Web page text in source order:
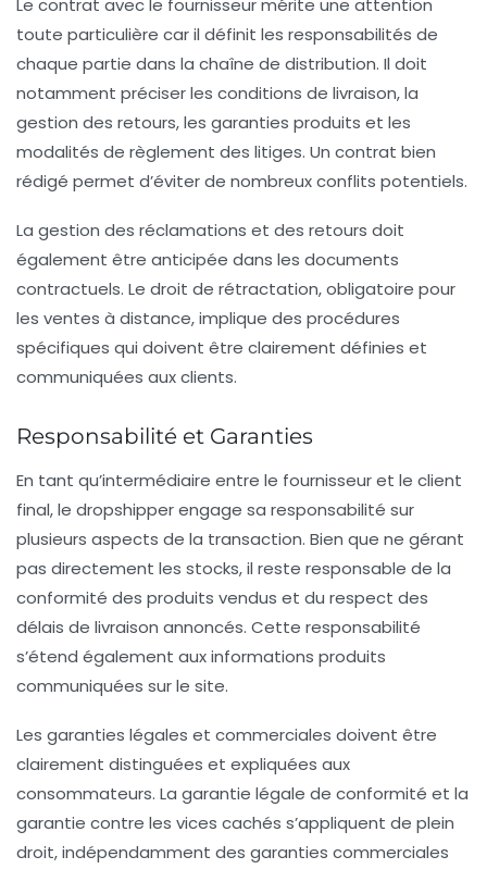
Le contrat avec le fournisseur mérite une attention
toute particulière car il définit les responsabilités de
chaque partie dans la chaîne de distribution. Il doit
notamment préciser les conditions de livraison, la
gestion des retours, les garanties produits et les
modalités de règlement des litiges. Un contrat bien
rédigé permet d’éviter de nombreux conflits potentiels.
La gestion des réclamations et des retours doit
également être anticipée dans les documents
contractuels. Le droit de rétractation, obligatoire pour
les ventes à distance, implique des procédures
spécifiques qui doivent être clairement définies et
communiquées aux clients.
Responsabilité et Garanties
En tant qu’intermédiaire entre le fournisseur et le client
final, le dropshipper engage sa responsabilité sur
plusieurs aspects de la transaction. Bien que ne gérant
pas directement les stocks, il reste responsable de la
conformité des produits vendus et du respect des
délais de livraison annoncés. Cette responsabilité
s’étend également aux informations produits
communiquées sur le site.
Les garanties légales et commerciales doivent être
clairement distinguées et expliquées aux
consommateurs. La garantie légale de conformité et la
garantie contre les vices cachés s’appliquent de plein
droit, indépendamment des garanties commerciales